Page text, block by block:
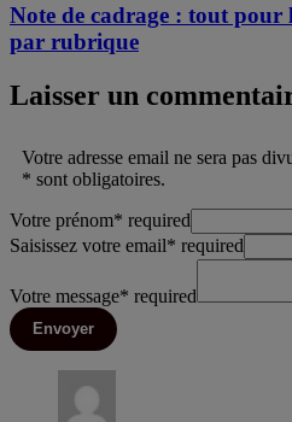
Note de cadrage : tout
par rubrique
Laisser un
Votre adresse email ne sera pas
* sont obligatoires.
Votre prénom* required
Saisissez votre email* required
Votre message* required
Envoyer